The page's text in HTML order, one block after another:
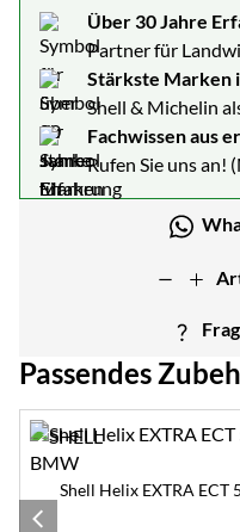
Über 30 Jahre
Partner für
Stärkste Marken
Shell & Michelin
Fachwissen aus
Rufen Sie uns an!
Passendes
Zubehör
Shell Helix EXTRA